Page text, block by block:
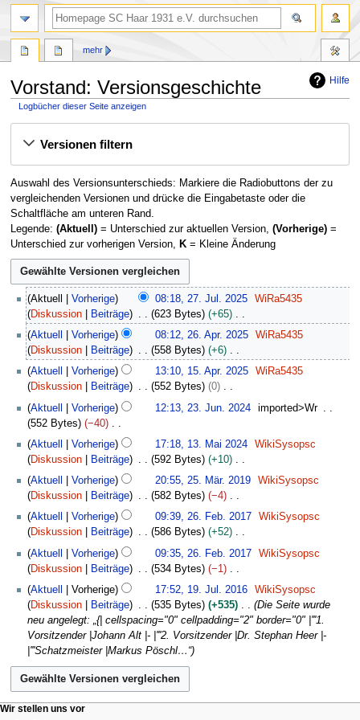
Hilfe
Vorstand: Versionsgeschichte
Logbücher dieser Seite anzeigen
Navigation
Suche Versionen filtern
Auswahl des Versionsunterschieds: Markiere die Radiobuttons der zu
vergleichenden Versionen und drücke die Eingabetaste oder die
Schaltfläche am unteren Rand.
Legende: (Aktuell)= Unterschied zur aktuellen Version, (Vorherige)=
Unterschied zur vorherigen Version, K= Kleine Änderung
Aktuell Vorherige 08:18, 27. Jul. 2025
WiRa5435
Diskussion
Beiträge 623 Bytes
+65
K
e
i
n
e
B
e
r
b
e
i
t
u
g
s
z
u
s
a
m
m
e
n
f
A
Aktuell Vorherige 08:12, 26. Apr. 2025
WiRa5435
Diskussion
Beiträge 558 Bytes
+6
K
e
n
e
B
e
r
b
e
i
t
u
g
s
z
u
s
a
m
m
A
Aktuell Vorherige 13:10, 15. Apr. 2025
WiRa5435
Diskussion
Beiträge 552 Bytes
0
K
e
n
e
B
e
r
b
e
i
t
u
g
s
u
s
a
Aktuell Vorherige 12:13, 23. Jun. 2024
imported>Wr
552 Bytes
−40
K
e
n
e
B
e
r
b
e
i
t
u
n
g
s
u
M
Aktuell Vorherige 17:18, 13. Mai 2024
WikiSysopsc
Diskussion
Beiträge 592 Bytes
+10
K
e
n
e
B
e
r
b
e
t
u
g
M
Aktuell Vorherige 20:55, 25. Mär. 2019
WikiSysopsc
Diskussion
Beiträge 582 Bytes
−4
K
e
n
e
B
e
a
r
b
i
t
u
2
1
7
Aktuell Vorherige 09:39, 26. Feb. 2017
WikiSysopsc
Diskussion
Beiträge 586 Bytes
+52
K
e
n
e
B
e
r
b
i
Aktuell Vorherige 09:35, 26. Feb. 2017
WikiSysopsc
Diskussion
Beiträge 534 Bytes
−1
K
e
n
e
B
e
a
r
2
0
Aktuell Vorherige 17:52, 19. Jul. 2016
WikiSysopsc
Diskussion
Beiträge 535 Bytes +535
Die Seite wurde
neu angelegt: „{| cellspacing="0" cellpadding="2" border="0" |'''1.
Vorsitzender |Johann Alt |- |'''2. Vorsitzender |Dr. Stephan Heer |-
|'''Schatzmeister |Markus Pöschl…“
N
Seitenaktionen
mehr
Meine Werkzeuge
Suche
Wir stellen uns vor